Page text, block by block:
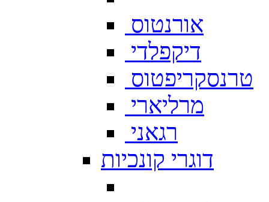
אורנטוס
דיקפלדי
טרנסקריפטוס
מרליארי
רגאני
דוגרי קונכיות